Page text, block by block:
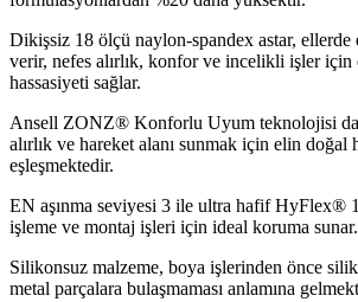
Dikişsiz 18 ölçü naylon-spandex astar,
verir, nefes alırlık, konfor ve incelikli işler
hassasiyeti sağlar.
Ansell ZONZ® Konforlu Uyum teknolojisi
alırlık ve hareket alanı sunmak için elin doğal
eşleşmektedir.
EN aşınma seviyesi 3 ile ultra hafif HyFlex®
işleme ve montaj işleri için ideal koruma sunar.
Silikonsuz malzeme, boya işlerinden önce
metal parçalara bulaşmaması anlamına